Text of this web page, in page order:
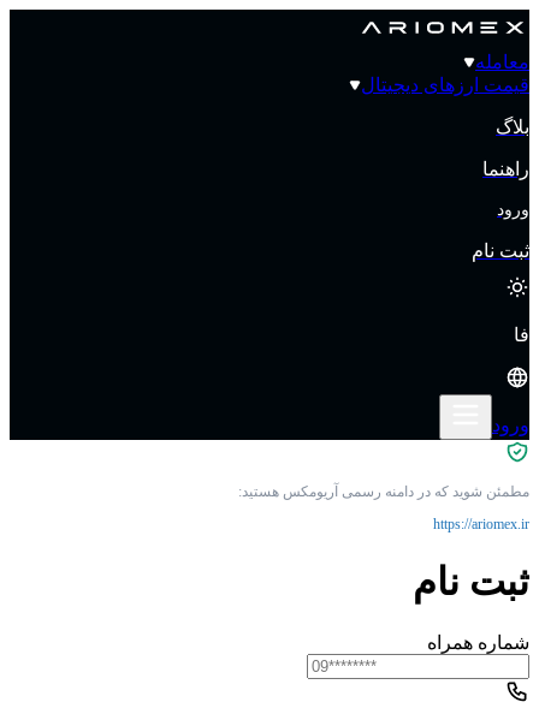
معامله
قیمت‌ ارزهای دیجیتال
بلاگ
راهنما
ورود
ثبت نام
فا
ورود
مطمئن شوید که در دامنه رسمی آریومکس هستید:
https://ariomex.ir
ثبت نام
شماره همراه